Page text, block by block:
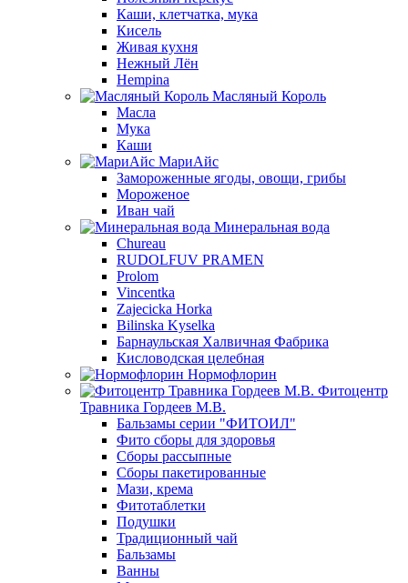
Каши, клетчатка, мука
Кисель
Живая кухня
Нежный Лён
Hempina
Масляный Король
Масла
Мука
Каши
МариАйс
Замороженные ягоды, овощи, грибы
Мороженое
Иван чай
Минеральная вода
Chureau
RUDOLFUV PRAMEN
Prolom
Vincentka
Zajecicka Horka
Bilinska Kyselka
Барнаульская Халвичная Фабрика
Кисловодская целебная
Нормофлорин
Фитоцентр
Травника Гордеев М.В.
Бальзамы серии "ФИТОИЛ"
Фито сборы для здоровья
Сборы рассыпные
Сборы пакетированные
Мази, крема
Фитотаблетки
Подушки
Традиционный чай
Бальзамы
Ванны